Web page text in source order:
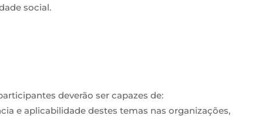
social.
deverão ser capazes de:
e aplicabilidade destes temas nas organizações,